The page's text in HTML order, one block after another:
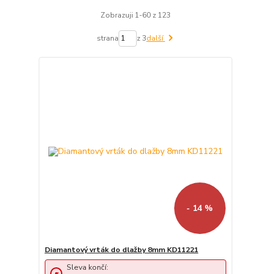
Zobrazuji 1-60 z 123
strana z 3další
- 14 %
Diamantový vrták do dlažby 8mm KD11221
Sleva končí: